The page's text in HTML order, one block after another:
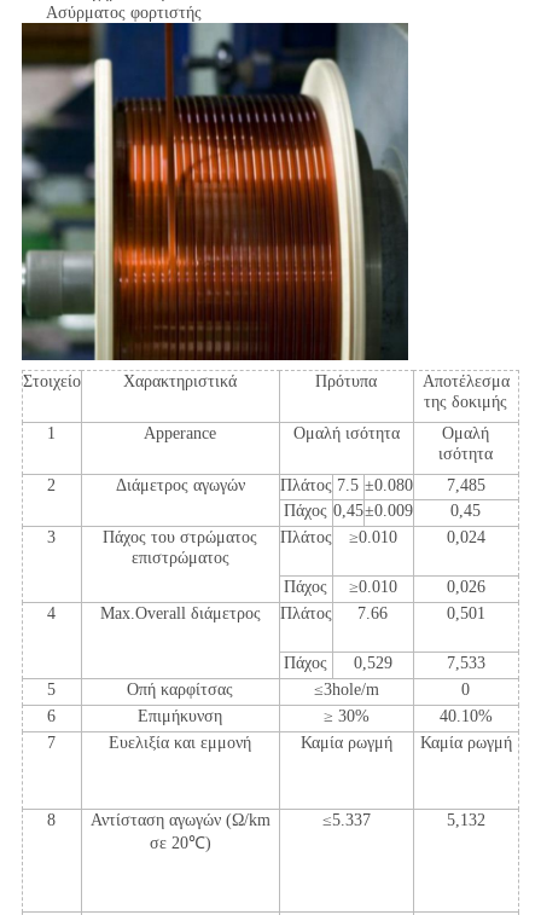
Ασύρματος φορτιστής
Στοιχείο Χαρακτηριστικά Πρότυπα
Αποτέλεσμα
της δοκιμής
1
Apperance Ομαλή ισότητα
Ομαλή
ισότητα
2
Διάμετρος αγωγών Πλάτος 7.5 ±0.080
7,485
Πάχος 0,45±0.009
0,45
3
Πάχος του στρώματος
επιστρώματος
Πλάτος ≥0.010 0,024
Πάχος ≥0.010
0,026
4
Max.Overall διάμετρος Πλάτος 7.66 0,501
Πάχος 0,529
7,533
5
Οπή καρφίτσας ≤3hole/m
0
6
Επιμήκυνση ≥ 30%
40.10%
7
Ευελιξία και εμμονή Καμία ρωγμή Καμία ρωγμή
8
Αντίσταση αγωγών (Ω/km
σε 20℃)
≤5.337 5,132